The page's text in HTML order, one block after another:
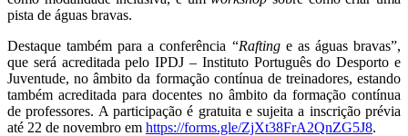
pista de águas bravas.
Destaque também para a conferência “Raftinge as águas bravas”,
que será acreditada pelo IPDJ – Instituto Português do Desporto e
Juventude, no âmbito da formação contínua de treinadores, estando
também acreditada para docentes no âmbito da formação contínua
de professores. A participação é gratuita e sujeita a inscrição prévia
até 22 de novembro em https://forms.gle/ZjXt38FrA2QnZG5J8.